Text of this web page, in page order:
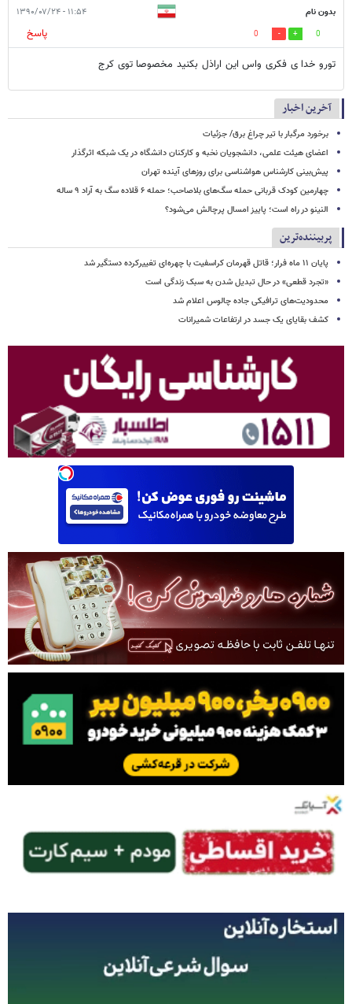
بدون نام ۱۱:۵۴ - ۱۳۹۰/۰۷/۲۴
0
0
پاسخ
تورو خدا ی فکری واس این اراذل بکنید مخصوصا توی کرج
آخرین اخبار
برخورد مرگبار با تیر چراغ برق/ جزئیات
اعضای هیئت علمی، دانشجویان نخبه و کارکنان دانشگاه در یک شبکه‌ اثرگذار
پیش‌بینی کارشناس هواشناسی برای روزهای آینده تهران
چهارمین کودک قربانی حمله سگ‌های بلاصاحب؛ حمله ۶ قلاده سگ به آراد ۹ ساله
النینو در راه است؛ پاییز امسال پرچالش می‌شود؟
پربیننده‌ترین
پایان ۱۱ ماه فرار؛ قاتل قهرمان کراسفیت با چهره‌ای تغییرکرده دستگیر شد
«تجرد قطعی» در حال تبدیل شدن به سبک زندگی است
محدودیت‌های ترافیکی جاده چالوس اعلام شد
کشف بقایای یک جسد در ارتفاعات شمیرانات